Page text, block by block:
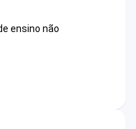
ensino não